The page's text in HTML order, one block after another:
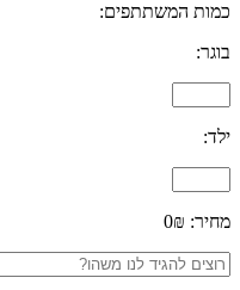
כמות המשתתפים:
בוגר:
ילד:
מחיר: 0₪